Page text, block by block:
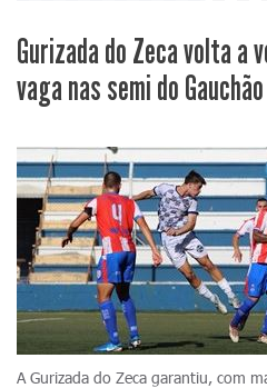
Gurizada do Zeca volta a
vaga nas semi do
A Gurizada do Zeca garantiu, com